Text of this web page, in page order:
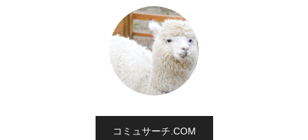
コミュサーチ.COM